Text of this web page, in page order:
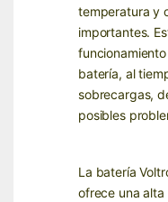
temperatura y
importantes.
batería, al
sobrecargas,
posibles
La batería
ofrece una